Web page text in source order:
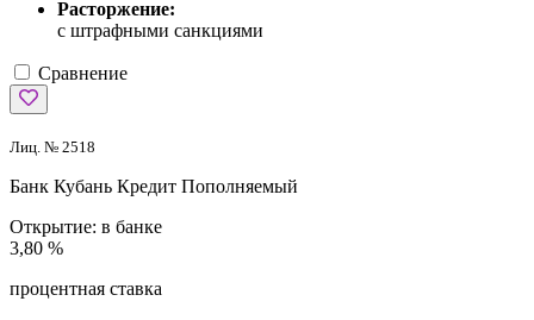
Расторжение:
с штрафными санкциями
Сравнение
Лиц. № 2518
Банк Кубань Кредит Пополняемый
Открытие: в банке
3,80 %
процентная ставка